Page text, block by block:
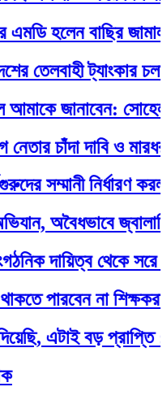
হলেন বাছির জামাল
ট্যাংকার চলাচলে
জানাবেন: সোহেল
চাঁদা দাবি ও মারধর
সম্মানী নির্ধারণ করল
অবৈধভাবে জ্বালানি
দায়িত্ব থেকে সরে
না শিক্ষকরা: শিক্ষা
এটাই বড় প্রাপ্তি :